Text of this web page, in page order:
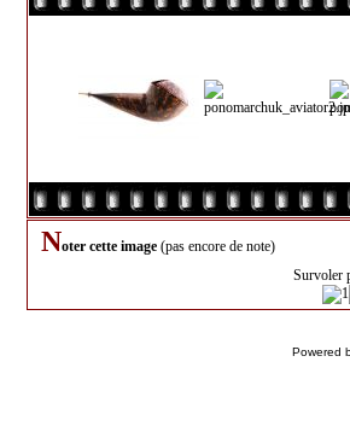
Noter cette image (pas encore de note)
Survoler
Powered